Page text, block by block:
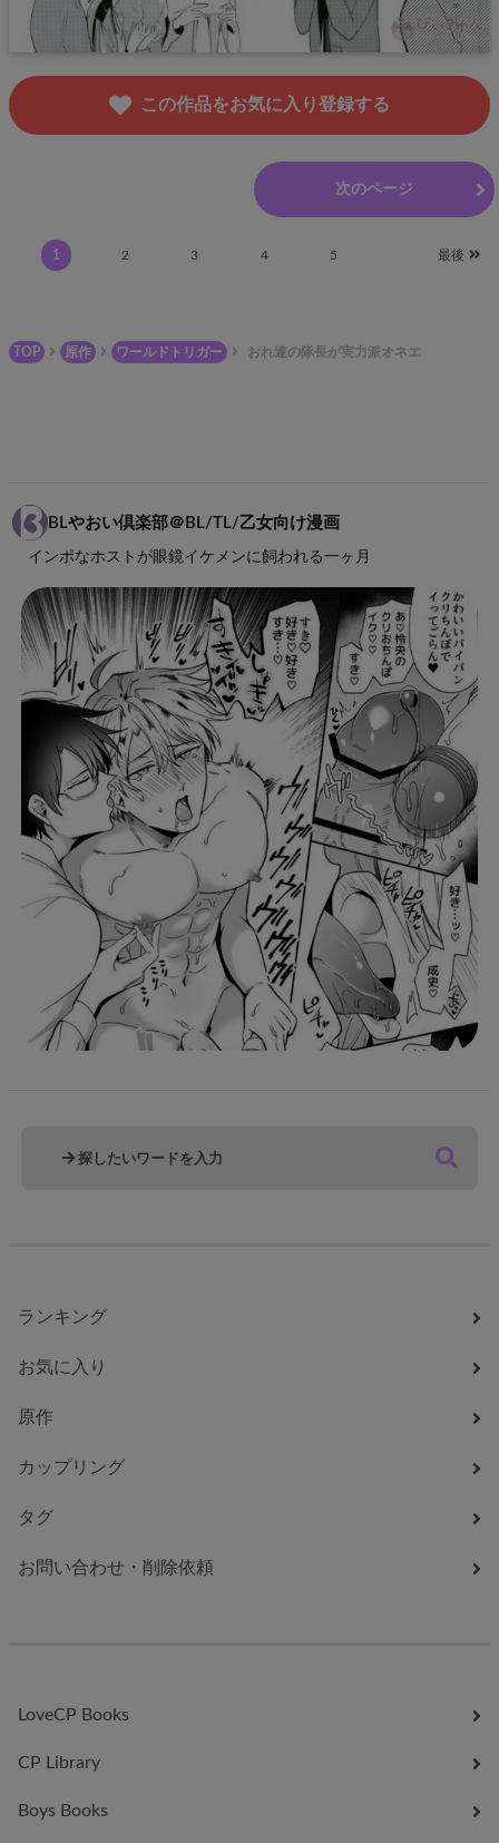
この作品をお気に入り登録する
次のページ
1 2 3 4 5 最後
TOP 原作 ワールドトリガー おれ達の隊長が実力派オネエ
BLやおい倶楽部＠BL/TL/乙女向け漫画
インポなホストが眼鏡イケメンに飼われる一ヶ月
ランキング
お気に入り
原作
カップリング
タグ
お問い合わせ・削除依頼
LoveCP Books
CP Library
Boys Books